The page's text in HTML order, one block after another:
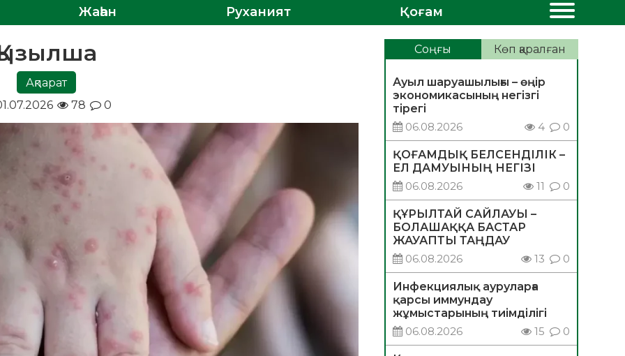
Жаһан Руханият Қоғам
Ақпарат
78 0
Соңғы Көп қаралған
Ауыл шаруашылығы – өңір
экономикасының негізгі
тірегі
06.08.2026
4 0
ҚОҒАМДЫҚ БЕЛСЕНДІЛІК –
ЕЛ ДАМУЫНЫҢ НЕГІЗІ
06.08.2026
11 0
ҚҰРЫЛТАЙ САЙЛАУЫ –
БОЛАШАҚҚА БАСТАР
ЖАУАПТЫ ТАҢДАУ
06.08.2026
13 0
Инфекциялық ауруларға
қарсы иммундау
жұмыстарының тиімділігі
06.08.2026
15 0